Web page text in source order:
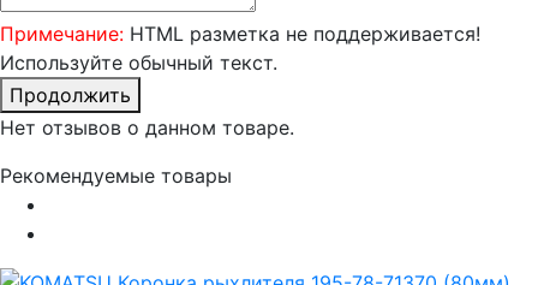
Примечание: HTML разметка не поддерживается!
Используйте обычный текст.
Продолжить
Нет отзывов о данном товаре.
Рекомендуемые товары